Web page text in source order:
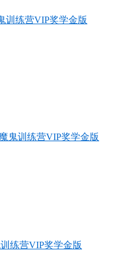
训练营VIP奖学金版
鬼训练营VIP奖学金版
练营VIP奖学金版